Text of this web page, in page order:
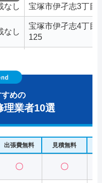
なし 宝塚市伊孑志3丁目
なし
宝塚市伊孑志4丁目
125
なし
宝塚市伊孑志4丁目
なし 宝塚市小林2丁目9
なし
ファミール宝塚B棟
めの
理業者10選
出張費無料 見積無料
〇 〇